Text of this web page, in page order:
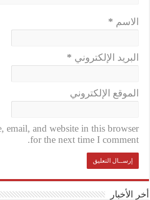
الاسم *
البريد الإلكتروني *
الموقع الإلكتروني
email, and website in this browser
for the next time I comment.
أخر الأخبار